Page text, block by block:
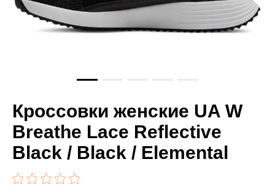
Кроссовки женские UA W
Breathe Lace Reflective
Black / Black / Elemental